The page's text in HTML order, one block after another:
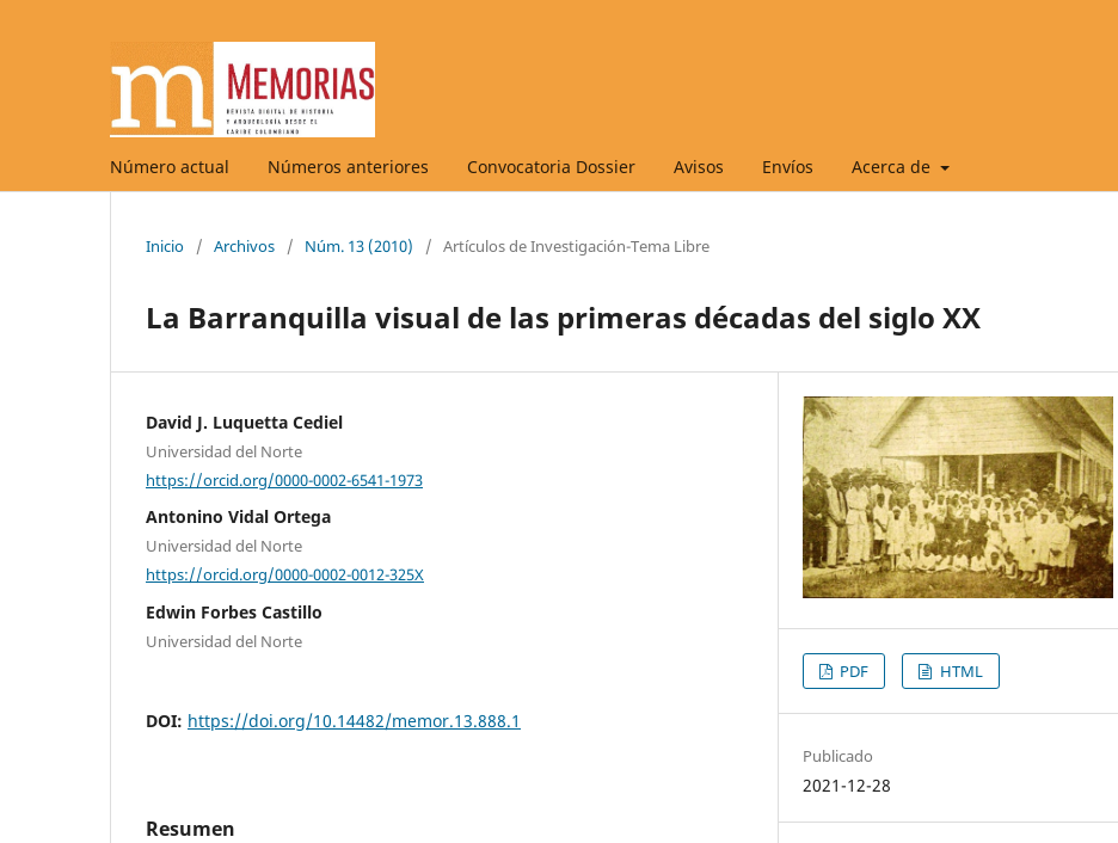
Número actual Números anteriores Convocatoria Dossier Avisos Envíos Acerca de
Inicio / Archivos / Núm. 13 (2010) / Artículos de Investigación-Tema Libre
La Barranquilla visual de las primeras décadas del siglo XX
David J. Luquetta Cediel
Universidad del Norte
https://orcid.org/0000-0002-6541-1973
Antonino Vidal Ortega
Universidad del Norte
https://orcid.org/0000-0002-0012-325X
Edwin Forbes Castillo
Universidad del Norte
DOI: https://doi.org/10.14482/memor.13.888.1
Resumen
PDF HTML
Publicado
2021-12-28